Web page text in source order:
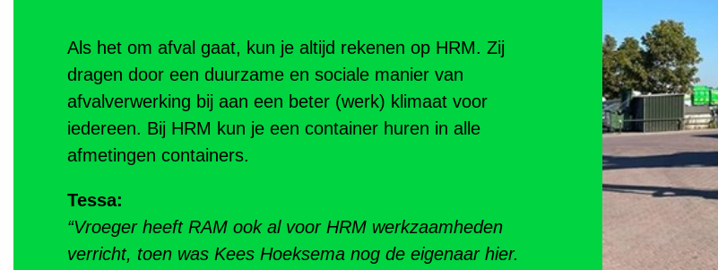
Als het om afval gaat, kun je altijd rekenen op HRM. Zij
dragen door een duurzame en sociale manier van
afvalverwerking bij aan een beter (werk) klimaat voor
iedereen. Bij HRM kun je een container huren in alle
afmetingen containers.
Tessa:
“Vroeger heeft RAM ook al voor HRM werkzaamheden
verricht, toen was Kees Hoeksema nog de eigenaar hier.